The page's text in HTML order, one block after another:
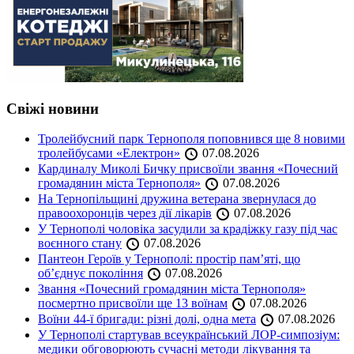
Свіжі новини
Тролейбусний парк Тернополя поповнився ще 8 новими
тролейбусами «Електрон»
07.08.2026
Кардиналу Миколі Бичку присвоїли звання «Почесний
громадянин міста Тернополя»
07.08.2026
На Тернопільщині дружина ветерана звернулася до
правоохоронців через дії лікарів
07.08.2026
У Тернополі чоловіка засудили за крадіжку газу під час
воєнного стану
07.08.2026
Пантеон Героїв у Тернополі: простір пам’яті, що
об’єднує покоління
07.08.2026
Звання «Почесний громадянин міста Тернополя»
посмертно присвоїли ще 13 воїнам
07.08.2026
Воїни 44-ї бригади: різні долі, одна мета
07.08.2026
У Тернополі стартував всеукраїнський ЛОР-симпозіум:
медики обговорюють сучасні методи лікування та